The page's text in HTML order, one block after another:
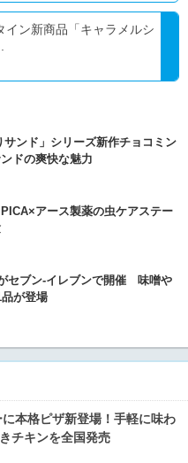
イン新商品「キャラメルシ
サンド」シリーズ新作チョコミン
ドの爽快な魅力
アース製薬の虫ケアステー
セブン-イレブンで開催 味噌や
が登場
本格ピザ新登場！手軽に味わ
チキンを全国発売